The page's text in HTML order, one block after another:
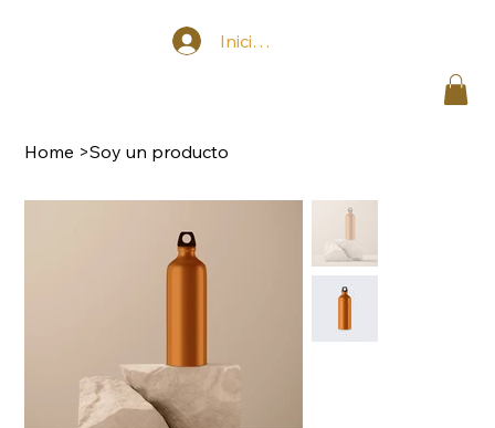
Iniciar sesión
Home >Soy un producto